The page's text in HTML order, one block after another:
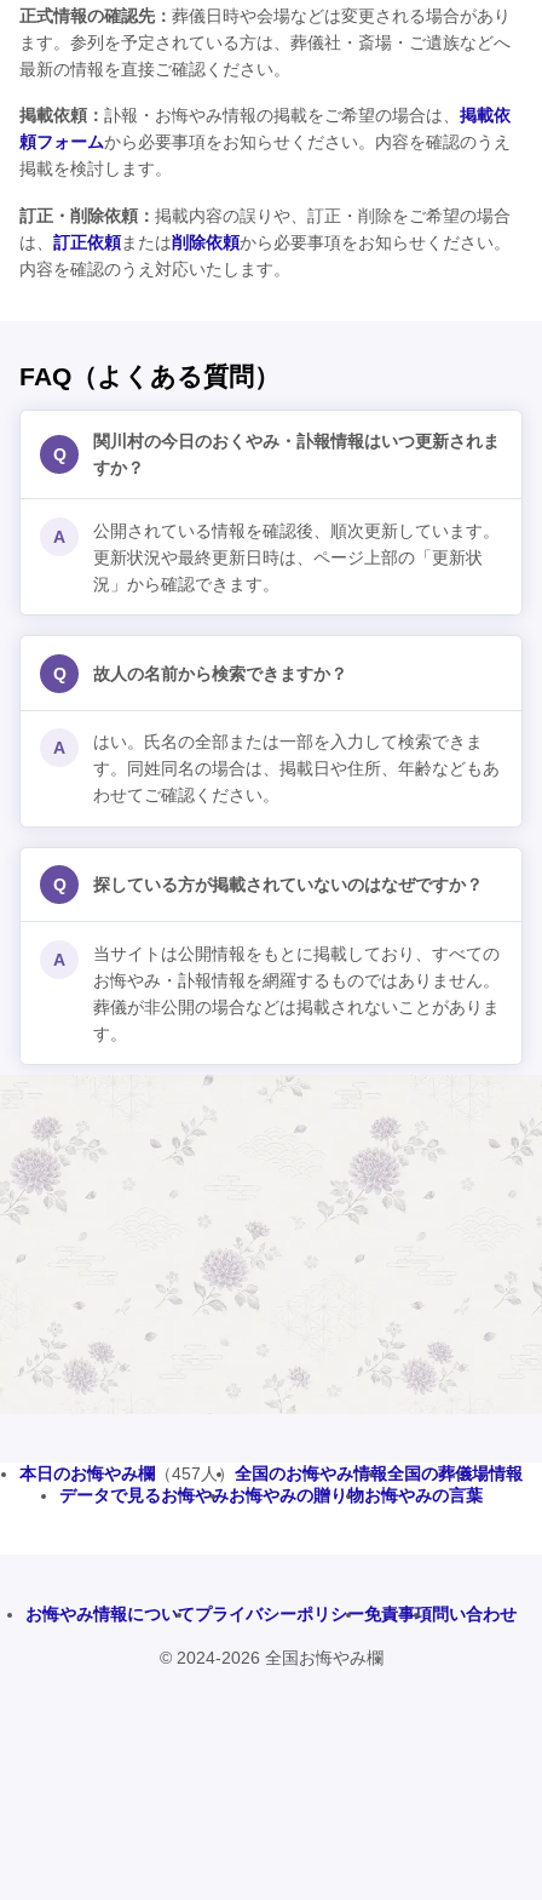
正式情報の確認先： 葬儀日時や会場などは変更される場合があり
ます。参列を予定されている方は、葬儀社・斎場・ご遺族などへ
最新の情報を直接ご確認ください。
掲載依頼： 訃報・お悔やみ情報の掲載をご希望の場合は、 掲載依
頼フォームから必要事項をお知らせください。内容を確認のうえ
掲載を検討します。
訂正・削除依頼： 掲載内容の誤りや、訂正・削除をご希望の場合
は、 訂正依頼または削除依頼から必要事項をお知らせください。
内容を確認のうえ対応いたします。
FAQ（よくある質問）
Q
関川村の今日のおくやみ・訃報情報はいつ更新されま
すか？
A
公開されている情報を確認後、順次更新しています。
更新状況や最終更新日時は、ページ上部の「更新状
況」から確認できます。
Q 故人の名前から検索できますか？
A
はい。氏名の全部または一部を入力して検索できま
す。同姓同名の場合は、掲載日や住所、年齢などもあ
わせてご確認ください。
Q 探している方が掲載されていないのはなぜですか？
A
当サイトは公開情報をもとに掲載しており、すべての
お悔やみ・訃報情報を網羅するものではありません。
葬儀が非公開の場合などは掲載されないことがありま
す。
本日のお悔やみ欄 （457人） 全国のお悔やみ情報全国の葬儀場情報
データで見るお悔やみお悔やみの贈り物お悔やみの言葉
お悔やみ情報についてプライバシーポリシー免責事項問い合わせ
© 2024-2026 全国お悔やみ欄